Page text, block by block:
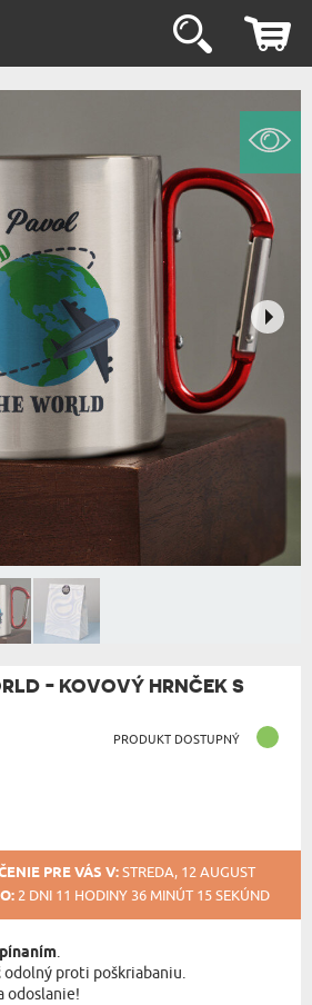
- KOVOVÝ HRNČEK S
PRODUKT DOSTUPNÝ
PRE VÁS V:STREDA, 12 AUGUST
2 DNI 11 HODINY 36 MINÚT 14 SEKÚND
.
odolný proti poškriabaniu.
odoslanie!